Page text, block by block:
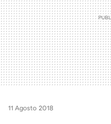
11 Agosto 2018